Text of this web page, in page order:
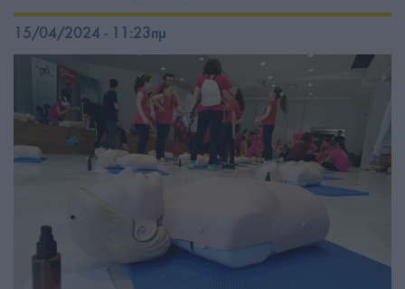
15/04/2024 - 11:23πμ